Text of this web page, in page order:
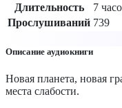
Длительность
7
Прослушиваний 739
Описание аудиокниги
Новая планета, новая
места слабости.